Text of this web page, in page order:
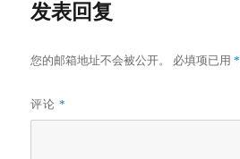
发表回复
您的邮箱地址不会被公开。 必填项已用*
评论*